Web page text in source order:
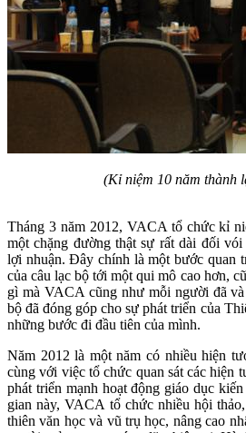
(Kỉ niệm 10 năm thành
Tháng 3 năm 2012, VACA tổ chức kỉ
một chặng đường thật sự rất dài đối
lợi nhuận. Đây chính là một bước quan
của câu lạc bộ tới một qui mô cao hơn,
gì mà VACA cũng như mỗi người đã
bộ đã đóng góp cho sự phát triển của
những bước đi đầu tiên của mình.
Năm 2012 là một năm có nhiều hiện
cùng với việc tổ chức quan sát các hiện
phát triển mạnh hoạt động giáo dục
gian này, VACA tổ chức nhiều hội
thiên văn học và vũ trụ học, nâng cao